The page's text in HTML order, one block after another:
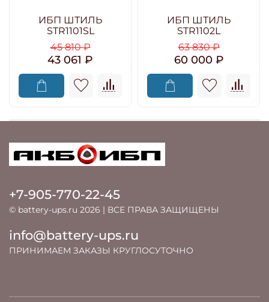
ИБП ШТИЛЬ
STR1101SL
45 810 ₽
43 061 ₽
ИБП ШТИЛЬ
STR1102L
63 830 ₽
60 000 ₽
+7-905-770-22-45
© battery-ups.ru 2026 | ВСЕ ПРАВА ЗАЩИЩЕНЫ
info@battery-ups.ru
ПРИНИМАЕМ ЗАКАЗЫ КРУГЛОСУТОЧНО